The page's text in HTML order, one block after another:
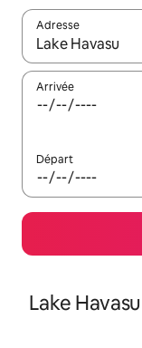
Adresse
Lorsque les
Arrivée
Départ
Lake